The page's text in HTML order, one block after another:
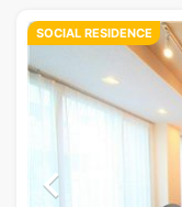
SOCIAL RESIDENCE